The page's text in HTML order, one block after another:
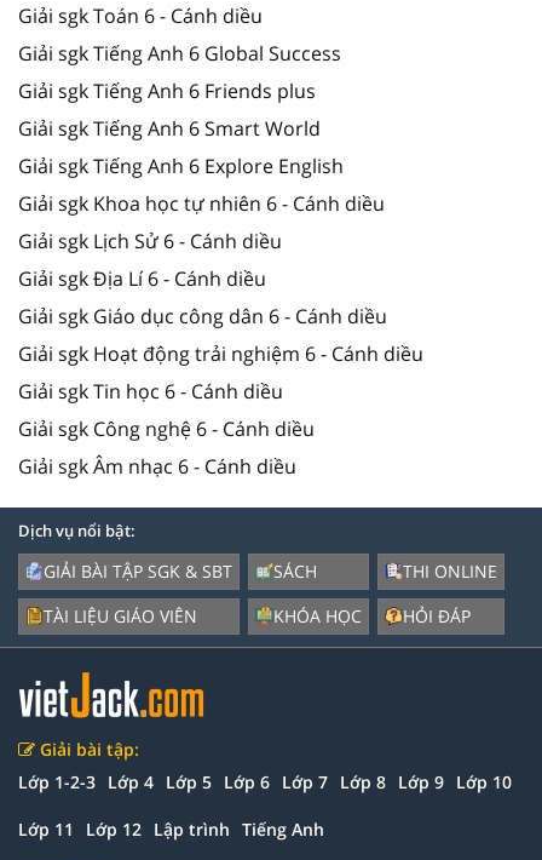
Giải sgk Toán 6 - Cánh diều
Giải sgk Tiếng Anh 6 Global Success
Giải sgk Tiếng Anh 6 Friends plus
Giải sgk Tiếng Anh 6 Smart World
Giải sgk Tiếng Anh 6 Explore English
Giải sgk Khoa học tự nhiên 6 - Cánh diều
Giải sgk Lịch Sử 6 - Cánh diều
Giải sgk Địa Lí 6 - Cánh diều
Giải sgk Giáo dục công dân 6 - Cánh diều
Giải sgk Hoạt động trải nghiệm 6 - Cánh diều
Giải sgk Tin học 6 - Cánh diều
Giải sgk Công nghệ 6 - Cánh diều
Giải sgk Âm nhạc 6 - Cánh diều
Dịch vụ nổi bật:
GIẢI BÀI TẬP SGK & SBT
TÀI LIỆU GIÁO VIÊN
SÁCH
KHÓA HỌC
THI ONLINE
HỎI ĐÁP
Giải bài tập:
Lớp 1-2-3 Lớp 4 Lớp 5 Lớp 6 Lớp 7 Lớp 8 Lớp 9 Lớp 10
Lớp 11 Lớp 12 Lập trình Tiếng Anh